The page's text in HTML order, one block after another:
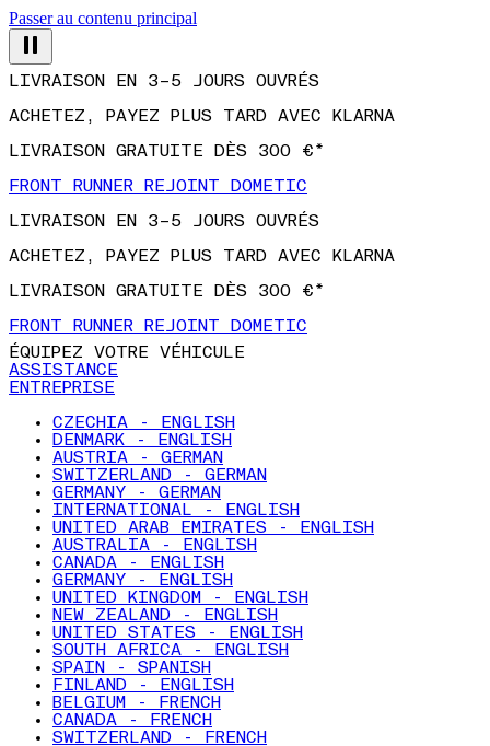
Passer au contenu principal
ACHETEZ, PAYEZ PLUS TARD AVEC KLARNA
LIVRAISON GRATUITE DÈS 300 €*
FRONT RUNNER REJOINT DOMETIC
LIVRAISON EN 3–5 JOURS OUVRÉS
ACHETEZ, PAYEZ PLUS TARD AVEC KLARNA
LIVRAISON GRATUITE DÈS 300 €*
FRONT RUNNER REJOINT DOMETIC
ÉQUIPEZ VOTRE VÉHICULE
ASSISTANCE
ENTREPRISE
CZECHIA - ENGLISH
DENMARK - ENGLISH
AUSTRIA - GERMAN
SWITZERLAND - GERMAN
GERMANY - GERMAN
INTERNATIONAL - ENGLISH
UNITED ARAB EMIRATES - ENGLISH
AUSTRALIA - ENGLISH
CANADA - ENGLISH
GERMANY - ENGLISH
UNITED KINGDOM - ENGLISH
NEW ZEALAND - ENGLISH
UNITED STATES - ENGLISH
SOUTH AFRICA - ENGLISH
SPAIN - SPANISH
FINLAND - ENGLISH
BELGIUM - FRENCH
CANADA - FRENCH
SWITZERLAND - FRENCH